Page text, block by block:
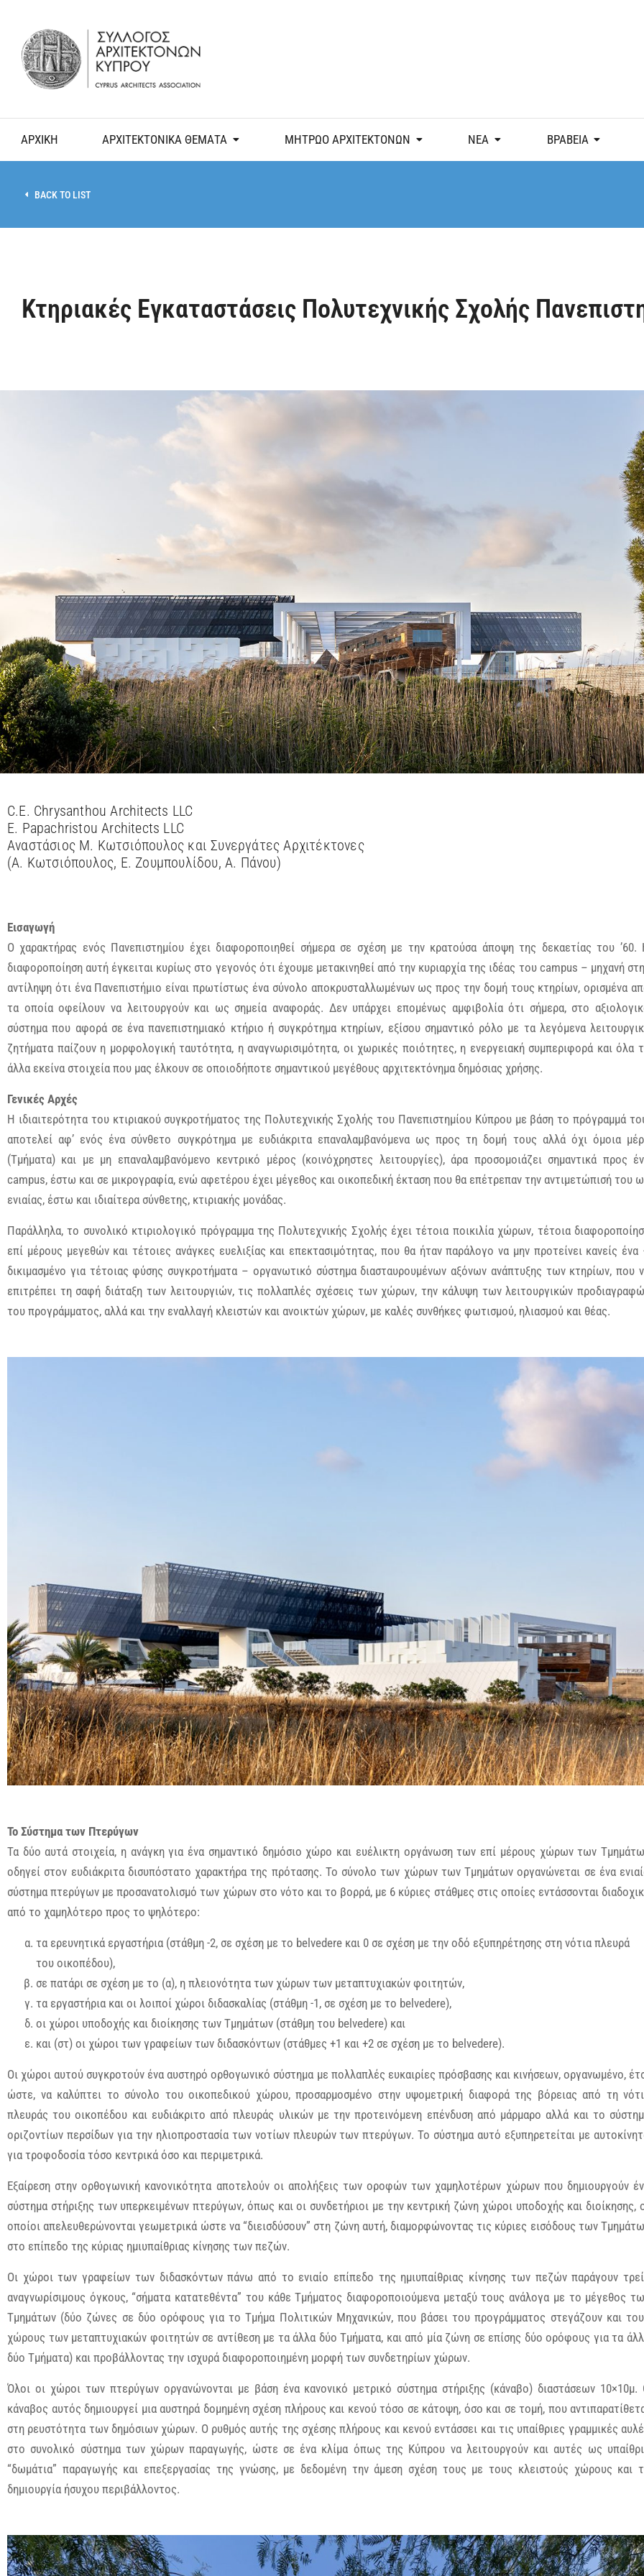
ΑΡΧΙΚΗ ΑΡΧΙΤΕΚΤΟΝΙΚΑ ΘΕΜΑΤΑ ΜΗΤΡΩΟ ΑΡΧΙΤΕΚΤΟΝΩΝ ΝΕΑ ΒΡΑΒΕΙΑ
BACK TO LIST
Κτηριακές Εγκαταστάσεις Πολυτεχνικής Σχολής
C.E. Chrysanthou Architects LLC
E. Papachristou Architects LLC
Αναστάσιος Μ. Κωτσιόπουλος και Συνεργάτες Αρχιτέκτονες
(Α. Κωτσιόπουλος, Ε. Ζουμπουλίδου, Α. Πάνου)
Εισαγωγή
Ο χαρακτήρας ενός Πανεπιστημίου έχει διαφοροποιηθεί σήμερα σε σχέση με την κρατούσα άποψη της δεκαετίας του ’60.
διαφοροποίηση αυτή έγκειται κυρίως στο γεγονός ότι έχουμε μετακινηθεί από την κυριαρχία της ιδέας του campus – μηχανή
αντίληψη ότι ένα Πανεπιστήμιο είναι πρωτίστως ένα σύνολο αποκρυσταλλωμένων ως προς την δομή τους κτηρίων, ορισμένα
τα οποία οφείλουν να λειτουργούν και ως σημεία αναφοράς. Δεν υπάρχει επομένως αμφιβολία ότι σήμερα, στο
σύστημα που αφορά σε ένα πανεπιστημιακό κτήριο ή συγκρότημα κτηρίων, εξίσου σημαντικό ρόλο με τα λεγόμενα
ζητήματα παίζουν η μορφολογική ταυτότητα, η αναγνωρισιμότητα, οι χωρικές ποιότητες, η ενεργειακή συμπεριφορά και όλα
άλλα εκείνα στοιχεία που μας έλκουν σε οποιοδήποτε σημαντικού μεγέθους αρχιτεκτόνημα δημόσιας χρήσης.
Γενικές Αρχές
Η ιδιαιτερότητα του κτιριακού συγκροτήματος της Πολυτεχνικής Σχολής του Πανεπιστημίου Κύπρου με βάση το πρόγραμμά
αποτελεί αφ’ ενός ένα σύνθετο συγκρότημα με ευδιάκριτα επαναλαμβανόμενα ως προς τη δομή τους αλλά όχι όμοια
(Τμήματα) και με μη επαναλαμβανόμενο κεντρικό μέρος (κοινόχρηστες λειτουργίες), άρα προσομοιάζει σημαντικά προς
campus, έστω και σε μικρογραφία, ενώ αφετέρου έχει μέγεθος και οικοπεδική έκταση που θα επέτρεπαν την αντιμετώπισή του
ενιαίας, έστω και ιδιαίτερα σύνθετης, κτιριακής μονάδας.
Παράλληλα, το συνολικό κτιριολογικό πρόγραμμα της Πολυτεχνικής Σχολής έχει τέτοια ποικιλία χώρων, τέτοια
επί μέρους μεγεθών και τέτοιες ανάγκες ευελιξίας και επεκτασιμότητας, που θα ήταν παράλογο να μην προτείνει κανείς ένα
δικιμασμένο για τέτοιας φύσης συγκροτήματα – οργανωτικό σύστημα διασταυρουμένων αξόνων ανάπτυξης των κτηρίων, που
επιτρέπει τη σαφή διάταξη των λειτουργιών, τις πολλαπλές σχέσεις των χώρων, την κάλυψη των λειτουργικών
του προγράμματος, αλλά και την εναλλαγή κλειστών και ανοικτών χώρων, με καλές συνθήκες φωτισμού, ηλιασμού και θέας.
Το Σύστημα των Πτερύγων
Τα δύο αυτά στοιχεία, η ανάγκη για ένα σημαντικό δημόσιο χώρο και ευέλικτη οργάνωση των επί μέρους χώρων των
οδηγεί στον ευδιάκριτα δισυπόστατο χαρακτήρα της πρότασης. Το σύνολο των χώρων των Τμημάτων οργανώνεται σε ένα
σύστημα πτερύγων με προσανατολισμό των χώρων στο νότο και το βορρά, με 6 κύριες στάθμες στις οποίες εντάσσονται
από το χαμηλότερο προς το ψηλότερο:
τα ερευνητικά εργαστήρια (στάθμη -2, σε σχέση με το belvedere και 0 σε σχέση με την οδό εξυπηρέτησης στη νότια πλευρά
του οικοπέδου),
σε πατάρι σε σχέση με το (α), η πλειονότητα των χώρων των μεταπτυχιακών φοιτητών,
τα εργαστήρια και οι λοιποί χώροι διδασκαλίας (στάθμη -1, σε σχέση με το belvedere),
οι χώροι υποδοχής και διοίκησης των Τμημάτων (στάθμη του belvedere) και
και (στ) οι χώροι των γραφείων των διδασκόντων (στάθμες +1 και +2 σε σχέση με το belvedere).
Οι χώροι αυτού συγκροτούν ένα αυστηρό ορθογωνικό σύστημα με πολλαπλές ευκαιρίες πρόσβασης και κινήσεων, οργανωμένο,
ώστε, να καλύπτει το σύνολο του οικοπεδικού χώρου, προσαρμοσμένο στην υψομετρική διαφορά της βόρειας από τη
πλευράς του οικοπέδου και ευδιάκριτο από πλευράς υλικών με την προτεινόμενη επένδυση από μάρμαρο αλλά και το
οριζοντίων περσίδων για την ηλιοπροστασία των νοτίων πλευρών των πτερύγων. Το σύστημα αυτό εξυπηρετείται με
για τροφοδοσία τόσο κεντρικά όσο και περιμετρικά.
Εξαίρεση στην ορθογωνική κανονικότητα αποτελούν οι απολήξεις των οροφών των χαμηλοτέρων χώρων που δημιουργούν
σύστημα στήριξης των υπερκειμένων πτερύγων, όπως και οι συνδετήριοι με την κεντρική ζώνη χώροι υποδοχής και διοίκησης,
οποίοι απελευθερώνονται γεωμετρικά ώστε να “διεισδύσουν” στη ζώνη αυτή, διαμορφώνοντας τις κύριες εισόδους των
στο επίπεδο της κύριας ημιυπαίθριας κίνησης των πεζών.
Οι χώροι των γραφείων των διδασκόντων πάνω από το ενιαίο επίπεδο της ημιυπαίθριας κίνησης των πεζών παράγουν
αναγνωρίσιμους όγκους, “σήματα κατατεθέντα” του κάθε Τμήματος διαφοροποιούμενα μεταξύ τους ανάλογα με το μέγεθος
Τμημάτων (δύο ζώνες σε δύο ορόφους για το Τμήμα Πολιτικών Μηχανικών, που βάσει του προγράμματος στεγάζουν και
χώρους των μεταπτυχιακών φοιτητών σε αντίθεση με τα άλλα δύο Τμήματα, και από μία ζώνη σε επίσης δύο ορόφους για τα
δύο Τμήματα) και προβάλλοντας την ισχυρά διαφοροποιημένη μορφή των συνδετηρίων χώρων.
Όλοι οι χώροι των πτερύγων οργανώνονται με βάση ένα κανονικό μετρικό σύστημα στήριξης (κάναβο) διαστάσεων 10×10μ.
κάναβος αυτός δημιουργεί μια αυστηρά δομημένη σχέση πλήρους και κενού τόσο σε κάτοψη, όσο και σε τομή, που
στη ρευστότητα των δημόσιων χώρων. Ο ρυθμός αυτής της σχέσης πλήρους και κενού εντάσσει και τις υπαίθριες γραμμικές
στο συνολικό σύστημα των χώρων παραγωγής, ώστε σε ένα κλίμα όπως της Κύπρου να λειτουργούν και αυτές ως
“δωμάτια” παραγωγής και επεξεργασίας της γνώσης, με δεδομένη την άμεση σχέση τους με τους κλειστούς χώρους και
δημιουργία ήσυχου περιβάλλοντος.